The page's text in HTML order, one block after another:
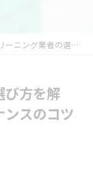
解説！オプション比較やメンテナンスのコツなども紹介
び方を解
スのコツ